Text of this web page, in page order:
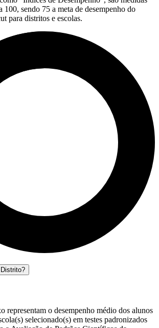
100, sendo 75 a meta de desempenho do
para distritos e escolas.
representam o desempenho médio dos alunos
selecionado(s) em testes padronizados